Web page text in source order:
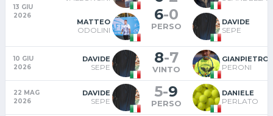
13 GIU
2026
MATTEO
ODOLINI
6-0
PERSO DAVIDE
SEPE
10 GIU
2026
DAVIDE
SEPE
8-7
VINTO
GIANPIETRO
PERONI
22 MAG
2026
DAVIDE
SEPE
5-9
PERSO
DANIELE
PERLATO